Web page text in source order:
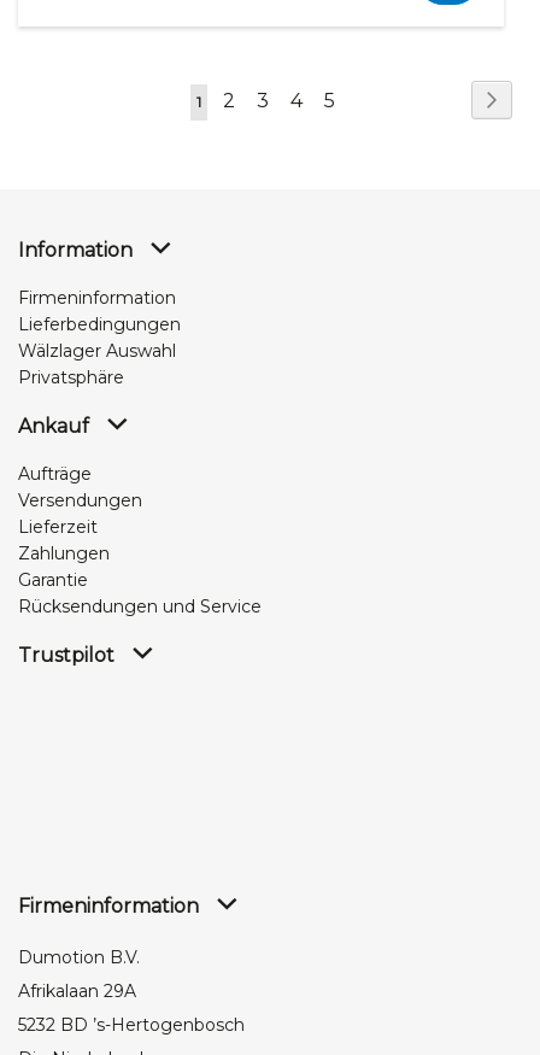
Seite
Sie
1 Seite
2 Seite
3 Seite
4 Seite
5
Information
Firmeninformation
Lieferbedingungen
Wälzlager Auswahl
Privatsphäre
Ankauf
Aufträge
Versendungen
Lieferzeit
Zahlungen
Garantie
Rücksendungen und Service
Trustpilot
Firmeninformation
Dumotion B.V.
Afrikalaan 29A
5232 BD ’s-Hertogenbosch